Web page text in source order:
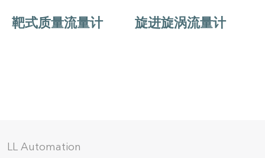
靶式质量流量计 旋进旋涡流量计
LL Automation